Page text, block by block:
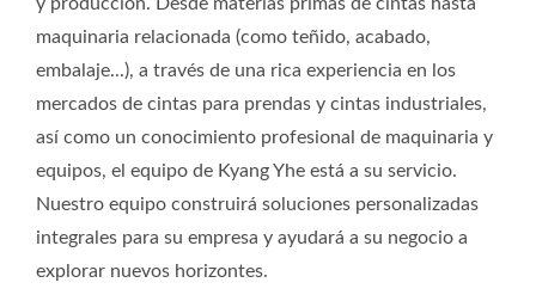
maquinaria relacionada (como teñido, acabado,
embalaje...), a través de una rica experiencia en los
mercados de cintas para prendas y cintas industriales,
así como un conocimiento profesional de maquinaria y
equipos, el equipo de Kyang Yhe está a su servicio.
Nuestro equipo construirá soluciones personalizadas
integrales para su empresa y ayudará a su negocio a
explorar nuevos horizontes.